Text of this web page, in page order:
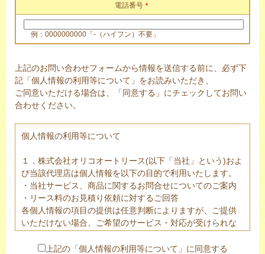
電話番号 ＊
例：0000000000「-（ハイフン）不要」
上記のお問い合わせフォームから情報を送信する前に、必ず下
記「個人情報の利用等について」をお読みいただき、
ご同意いただける場合は、「同意する」にチェックしてお問い
合わせください。
個人情報の利用等について
１．株式会社オリコオートリース(以下「当社」という)およ
び当該代理店は個人情報を以下の目的で利用いたします。
・当社サービス、商品に関するお問合せについてのご案内
・リース料のお見積り依頼に対するご回答
各個人情報の項目の提供は任意判断によりますが、ご提供
いただけない場合、ご希望のサービス・対応が受けられな
２．ご提供頂きました個人情報は、法令に基づく場合を除
上記の「個人情報の利用等について」に同意する